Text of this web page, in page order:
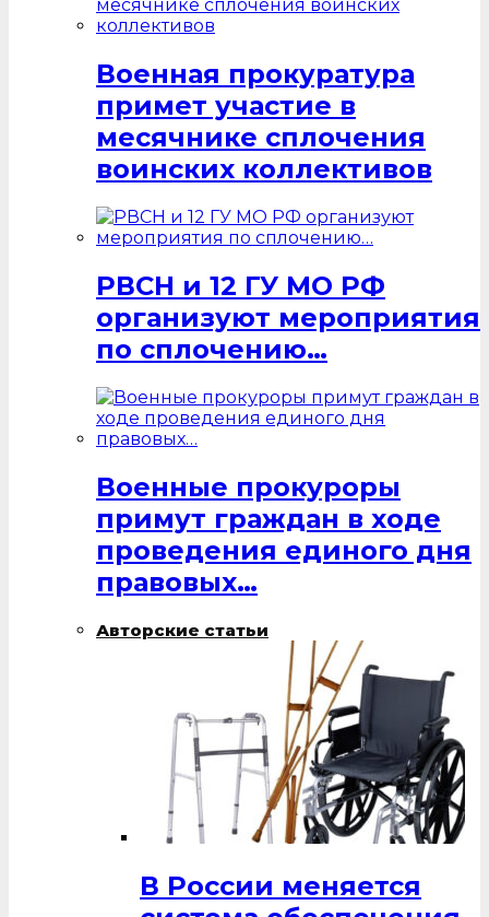
Военная прокуратура
примет участие в
месячнике сплочения
воинских коллективов
РВСН и 12 ГУ МО РФ
организуют мероприятия
по сплочению…
Военные прокуроры
примут граждан в ходе
проведения единого дня
правовых…
Авторские статьи
В России меняется